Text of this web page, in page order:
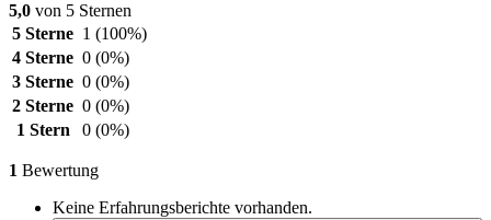
5,0 von 5 Sternen
5 Sterne 1 (100%)
4 Sterne 0 (0%)
3 Sterne 0 (0%)
2 Sterne 0 (0%)
1 Stern
0 (0%)
1 Bewertung
Keine Erfahrungsberichte vorhanden.